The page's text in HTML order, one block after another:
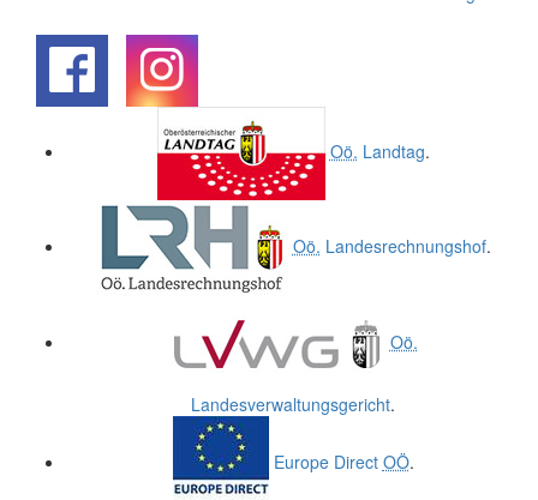
Oö. Landtag.
Oö. Landesrechnungshof.
Oö.
Landesverwaltungsgericht.
Europe Direct OÖ.